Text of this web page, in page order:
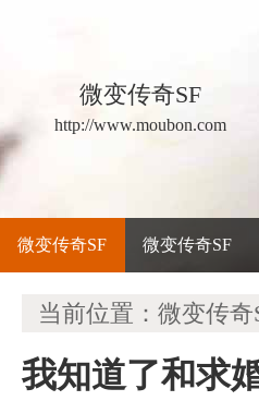
微变传奇SF
http://www.moubon.com
微变传奇SF 微变传奇SF
当前位置： 微变传奇
我知道了和求